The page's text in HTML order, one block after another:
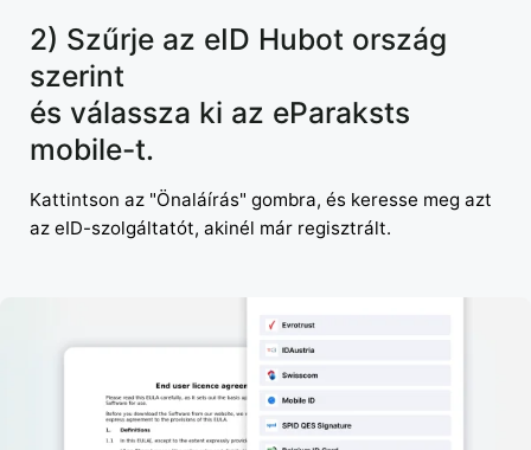
2) Szűrje az eID Hubot ország
szerint
és válassza ki az eParaksts
mobile-t.
Kattintson az "Önaláírás" gombra, és keresse meg azt
az eID-szolgáltatót, akinél már regisztrált.